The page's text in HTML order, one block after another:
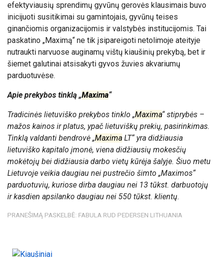
efektyviausių sprendimų gyvūnų gerovės klausimais buvo
inicijuoti susitikimai su gamintojais, gyvūnų teises
ginančiomis organizacijomis ir valstybės institucijomis. Tai
paskatino „Maximą“ ne tik įsipareigoti netolimoje ateityje
nutraukti narvuose auginamų vištų kiaušinių prekybą, bet ir
šiemet galutinai atsisakyti gyvos žuvies akvariumų
parduotuvėse.
Apie prekybos tinklą „Maxima“
Tradicinės lietuviško prekybos tinklo „Maxima“ stiprybės –
mažos kainos ir platus, ypač lietuviškų prekių, pasirinkimas.
Tinklą valdanti bendrovė „Maxima LT“ yra didžiausia
lietuviško kapitalo įmonė, viena didžiausių mokesčių
mokėtojų bei didžiausia darbo vietų kūrėja šalyje. Šiuo metu
Lietuvoje veikia daugiau nei pustrečio šimto „Maximos“
parduotuvių, kuriose dirba daugiau nei 13 tūkst. darbuotojų
ir kasdien apsilanko daugiau nei 550 tūkst. klientų.
PRANEŠIMĄ PASKELBĖ: FABULA RUD PEDERSEN LITHUANIA